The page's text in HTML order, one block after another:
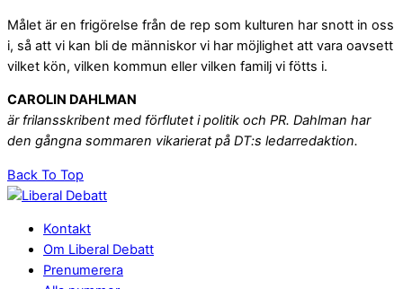
Målet är en frigörelse från de rep som kulturen har snott in oss
i, så att vi kan bli de människor vi har möjlighet att vara oavsett
vilket kön, vilken kommun eller vilken familj vi fötts i.
CAROLIN DAHLMAN
är frilansskribent med förflutet i politik och PR. Dahlman har
den gångna sommaren vikarierat på DT:s ledarredaktion.
Back To Top
Kontakt
Om Liberal Debatt
Prenumerera